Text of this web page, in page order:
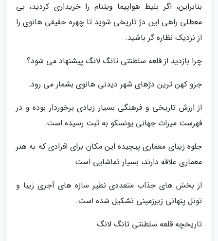
بنابراین، اگر بلیط هواپیما ویتنام را خریداری کردید، بی
معطلی راهی این دژ تاریخی شوید تا چهره حقیقی هانوی را
از نزدیک نظاره گر باشید.
چرا بازدید از قلعه سلطنتی تانگ لانگ پیشنهاد می شود؟
جزو کهن ترین دژهای شهر دیدنی هانوی بشمار می رود.
از ارزش تاریخی و فرهنگی بسیار زیادی برخوردار بوده و در
فهرست میراث جهانی یونسکو به ثبت رسیده است.
جلوه زیبای معماری پیچیده این مکان برای افرادی که به هنر
معماری علاقه دارند، بسیار تماشایی است.
از بخش های جذاب متعددی نظیر سازه های آجری زیبا و
تونل پنهانی زیرزمینی تشکیل شده است.
تاریخچه قلعه سلطنتی تانگ لانگ